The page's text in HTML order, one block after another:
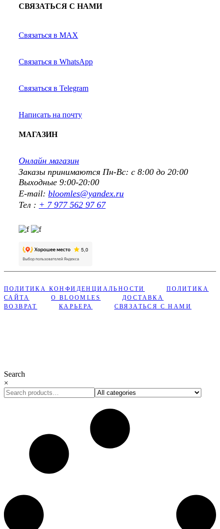
СВЯЗАТЬСЯ С НАМИ
Связаться в MAX
Связаться в WhatsApp
Связаться в Telegram
Написать на почту
МАГАЗИН
Онлайн магазин
Заказы принимаются Пн-Вс: с 8:00 до 20:00
Выходные 9:00-20:00
E-mail: bloomles@yandex.ru
Тел : + 7 977 562 97 67
ПОЛИТИКА КОНФИДЕНЦИАЛЬНОСТИ
ПОЛИТИКА
САЙТА
О BLOOMLES
ДОСТАВКА
ВОЗВРАТ
КАРЬЕРА СВЯЗАТЬСЯ С НАМИ
Search
×